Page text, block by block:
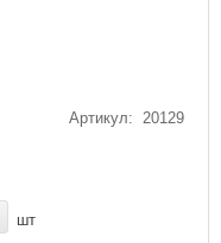
Артикул: 20129
шт